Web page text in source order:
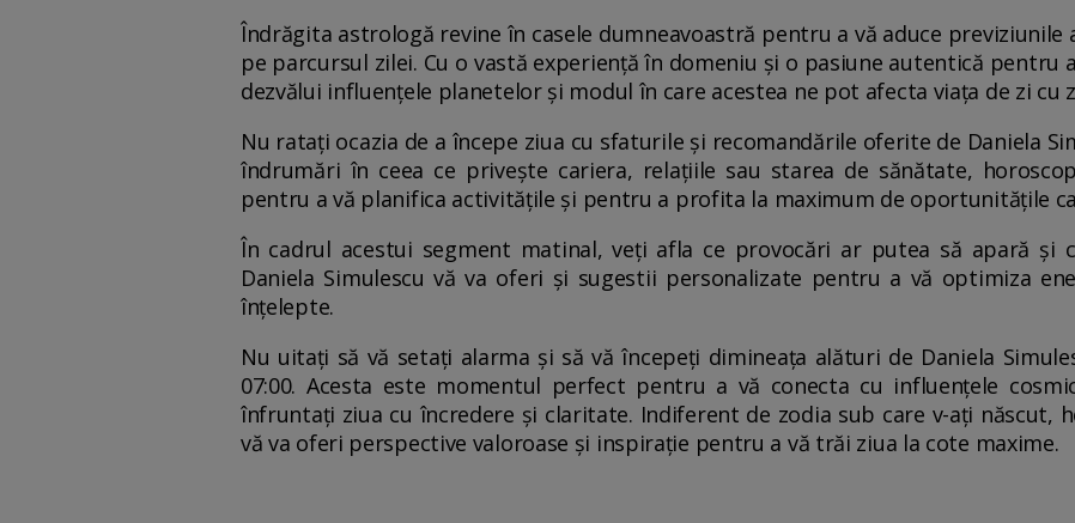
Îndrăgita astrologă revine în casele dumneavoastră pentru a vă aduce previziunile
pe parcursul zilei. Cu o vastă experiență în domeniu și o pasiune autentică pentru
dezvălui influențele planetelor și modul în care acestea ne pot afecta viața de zi cu
Nu ratați ocazia de a începe ziua cu sfaturile și recomandările oferite de Daniela
îndrumări în ceea ce privește cariera, relațiile sau starea de sănătate,
pentru a vă planifica activitățile și pentru a profita la maximum de oportunitățile
În cadrul acestui segment matinal, veți afla ce provocări ar putea să apară și
Daniela Simulescu vă va oferi și sugestii personalizate pentru a vă optimiza
înțelepte.
Nu uitați să vă setați alarma și să vă începeți dimineața alături de Daniela
07:00. Acesta este momentul perfect pentru a vă conecta cu influențele
înfruntați ziua cu încredere și claritate. Indiferent de zodia sub care v-ați născut,
vă va oferi perspective valoroase și inspirație pentru a vă trăi ziua la cote maxime.